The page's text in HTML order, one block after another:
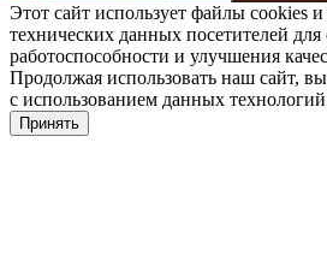
Этот сайт использует файлы cookies
технических данных посетителей для
работоспособности и улучшения
Продолжая использовать наш сайт, вы
с использованием данных
Принять